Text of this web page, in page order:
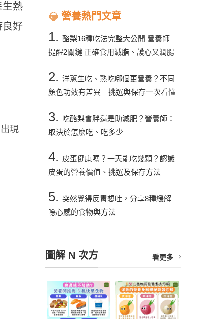
生熱
良好
現
營養熱門文章
1. 酪梨16種吃法完整大公開 營養師
提醒2關鍵 正確食用減脂、護心又潤腸
2. 洋蔥生吃、熟吃哪個更營養？不同
顏色功效有差異 挑選與保存一次看懂
3. 吃酪梨會胖還是助減肥？營養師：
取決於怎麼吃、吃多少
4. 皮蛋健康嗎？一天能吃幾顆？認識
皮蛋的營養價值、挑選及保存方法
5. 突然覺得反胃想吐，分享8種緩解
噁心感的食物與方法
圖解 N 次方 看更多